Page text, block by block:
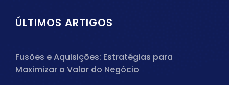
ÚLTIMOS ARTIGOS
Fusões e Aquisições: Estratégias para
Maximizar o Valor do Negócio